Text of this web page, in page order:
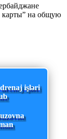
карты” на общую
işləri